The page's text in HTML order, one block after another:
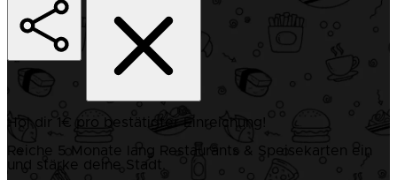
Hol dir 1€ pro bestätigter Einreichung!
Reiche 5 Monate lang Restaurants & Speisekarten ein
und stärke deine Stadt.